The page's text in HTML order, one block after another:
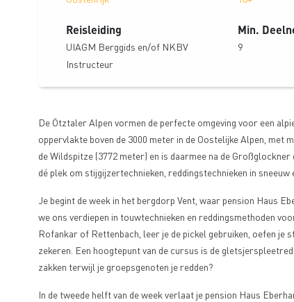
Reisleiding
UIAGM Berggids en/of NKBV
Instructeur
Min.
9
De Ötztaler Alpen vormen de perfecte omgeving voor een
oppervlakte boven de 3000 meter in de Oostelijke Alpen,
de Wildspitze (3772 meter) en is daarmee na de
dé plek om stijgijzertechnieken, reddingstechnieken in
Je begint de week in het bergdorp Vent, waar pension Haus
we ons verdiepen in touwtechnieken en reddingsmethoden
Rofankar of Rettenbach, leer je de pickel gebruiken, oefen je
zekeren. Een hoogtepunt van de cursus is de
zakken terwijl je groepsgenoten je redden?
In de tweede helft van de week verlaat je pension Haus